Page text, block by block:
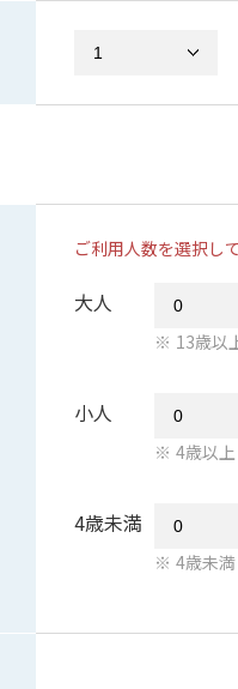
ご利用人数を選択し
大人
13歳以
小人
4歳以上
4歳未満
4歳未満